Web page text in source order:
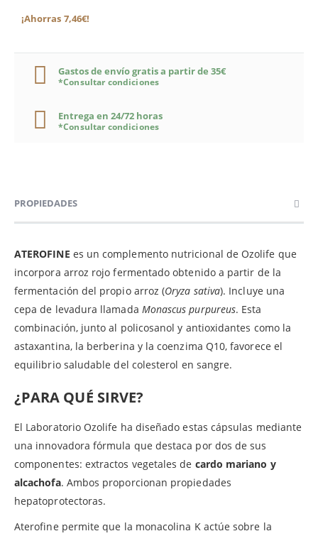
¡Ahorras 7,46€!
Gastos de envío gratis a partir de 35€
*Consultar condiciones
Entrega en 24/72 horas
*Consultar condiciones
PROPIEDADES
ATEROFINE es un complemento nutricional de Ozolife que
incorpora arroz rojo fermentado obtenido a partir de la
fermentación del propio arroz (Oryza sativa). Incluye una
cepa de levadura llamada Monascus purpureus. Esta
combinación, junto al policosanol y antioxidantes como la
astaxantina, la berberina y la coenzima Q10, favorece el
equilibrio saludable del colesterol en sangre.
¿PARA QUÉ SIRVE?
El Laboratorio Ozolife ha diseñado estas cápsulas mediante
una innovadora fórmula que destaca por dos de sus
componentes: extractos vegetales de cardo mariano y
alcachofa. Ambos proporcionan propiedades
hepatoprotectoras.
Aterofine permite que la monacolina K actúe sobre la